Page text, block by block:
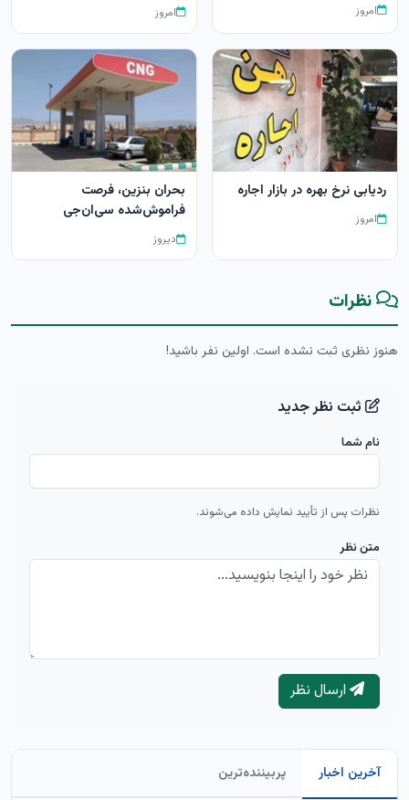
امروز امروز
ردیابی نرخ بهره در بازار اجاره
امروز
بحران بنزین، فرصت
فراموش‌شده سی‌ان‌جی
دیروز
نظرات
هنوز نظری ثبت نشده است. اولین نفر باشید!
ثبت نظر جدید
نام شما
نظرات پس از تأیید نمایش داده می‌شوند.
متن نظر
ارسال نظر
آخرین اخبار پربیننده‌ترین